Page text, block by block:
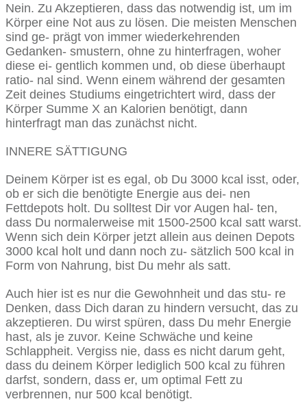
Nein. Zu Akzeptieren, dass das notwendig ist, um im
Körper eine Not aus zu lösen. Die meisten Menschen
sind ge- prägt von immer wiederkehrenden
Gedanken- smustern, ohne zu hinterfragen, woher
diese ei- gentlich kommen und, ob diese überhaupt
ratio- nal sind. Wenn einem während der gesamten
Zeit deines Studiums eingetrichtert wird, dass der
Körper Summe X an Kalorien benötigt, dann
hinterfragt man das zunächst nicht.
INNERE SÄTTIGUNG
Deinem Körper ist es egal, ob Du 3000 kcal isst, oder,
ob er sich die benötigte Energie aus dei- nen
Fettdepots holt. Du solltest Dir vor Augen hal- ten,
dass Du normalerweise mit 1500-2500 kcal satt warst.
Wenn sich dein Körper jetzt allein aus deinen Depots
3000 kcal holt und dann noch zu- sätzlich 500 kcal in
Form von Nahrung, bist Du mehr als satt.
Auch hier ist es nur die Gewohnheit und das stu- re
Denken, dass Dich daran zu hindern versucht, das zu
akzeptieren. Du wirst spüren, dass Du mehr Energie
hast, als je zuvor. Keine Schwäche und keine
Schlappheit. Vergiss nie, dass es nicht darum geht,
dass du deinem Körper lediglich 500 kcal zu führen
darfst, sondern, dass er, um optimal Fett zu
verbrennen, nur 500 kcal benötigt.